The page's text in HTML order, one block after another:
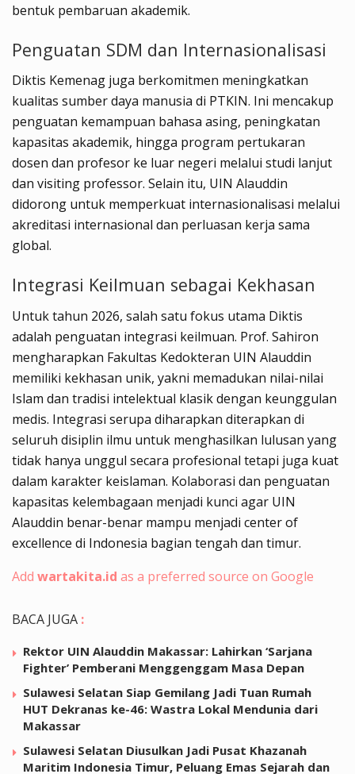
bentuk pembaruan akademik.
Penguatan SDM dan Internasionalisasi
Diktis Kemenag juga berkomitmen meningkatkan
kualitas sumber daya manusia di PTKIN. Ini mencakup
penguatan kemampuan bahasa asing, peningkatan
kapasitas akademik, hingga program pertukaran
dosen dan profesor ke luar negeri melalui studi lanjut
dan visiting professor. Selain itu, UIN Alauddin
didorong untuk memperkuat internasionalisasi melalui
akreditasi internasional dan perluasan kerja sama
global.
Integrasi Keilmuan sebagai Kekhasan
Untuk tahun 2026, salah satu fokus utama Diktis
adalah penguatan integrasi keilmuan. Prof. Sahiron
mengharapkan Fakultas Kedokteran UIN Alauddin
memiliki kekhasan unik, yakni memadukan nilai-nilai
Islam dan tradisi intelektual klasik dengan keunggulan
medis. Integrasi serupa diharapkan diterapkan di
seluruh disiplin ilmu untuk menghasilkan lulusan yang
tidak hanya unggul secara profesional tetapi juga kuat
dalam karakter keislaman. Kolaborasi dan penguatan
kapasitas kelembagaan menjadi kunci agar UIN
Alauddin benar-benar mampu menjadi center of
excellence di Indonesia bagian tengah dan timur.
Add wartakita.id as a preferred source on Google
BACA JUGA :
Rektor UIN Alauddin Makassar: Lahirkan ‘Sarjana
Fighter’ Pemberani Menggenggam Masa Depan
Sulawesi Selatan Siap Gemilang Jadi Tuan Rumah
HUT Dekranas ke-46: Wastra Lokal Mendunia dari
Makassar
Sulawesi Selatan Diusulkan Jadi Pusat Khazanah
Maritim Indonesia Timur, Peluang Emas Sejarah dan